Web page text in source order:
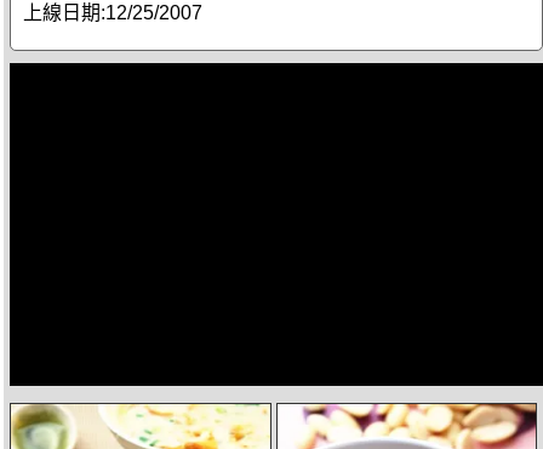
上線日期:12/25/2007